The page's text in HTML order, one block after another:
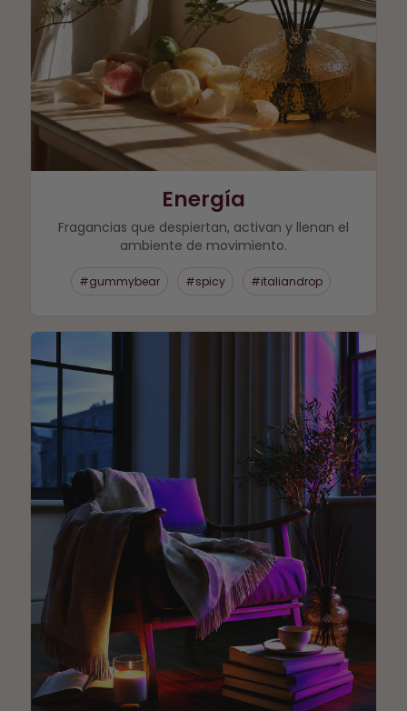
Energía
Fragancias que despiertan, activan y llenan el
ambiente de movimiento.
#gummybear #spicy #italiandrop